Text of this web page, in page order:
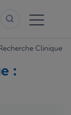
Clinique
: